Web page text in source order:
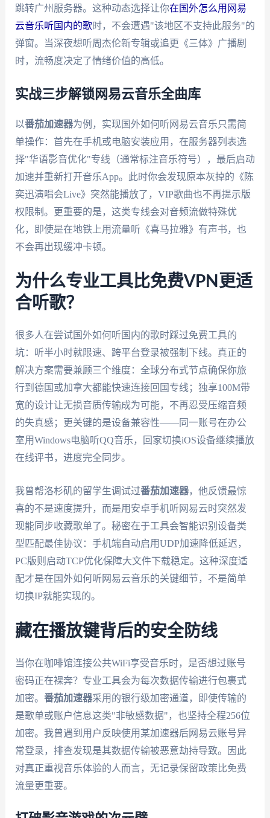
跳转广州服务器。这种动态选择让你在国外怎么用网易
云音乐听国内的歌时，不会遭遇"该地区不支持此服务"的
弹窗。当深夜想听周杰伦新专辑或追更《三体》广播剧
时，流畅度决定了情绪价值的高低。
实战三步解锁网易云音乐全曲库
以番茄加速器为例，实现国外如何听网易云音乐只需简
单操作：首先在手机或电脑安装应用，在服务器列表选
择"华语影音优化"专线（通常标注音乐符号），最后启动
加速并重新打开音乐App。此时你会发现原本灰掉的《陈
奕迅演唱会Live》突然能播放了，VIP歌曲也不再提示版
权限制。更重要的是，这类专线会对音频流做特殊优
化，即使是在地铁上用流量听《喜马拉雅》有声书，也
不会再出现缓冲卡顿。
为什么专业工具比免费VPN更适
合听歌？
很多人在尝试国外如何听国内的歌时踩过免费工具的
坑：听半小时就限速、跨平台登录被强制下线。真正的
解决方案需要兼顾三个维度：全球分布式节点确保你旅
行到德国或加拿大都能快速连接回国专线；独享100M带
宽的设计让无损音质传输成为可能，不再忍受压缩音频
的失真感；更关键的是设备兼容性——同一账号在办公
室用Windows电脑听QQ音乐，回家切换iOS设备继续播放
在线评书，进度完全同步。
我曾帮洛杉矶的留学生调试过番茄加速器，他反馈最惊
喜的不是速度提升，而是用安卓手机听网易云时突然发
现能同步收藏歌单了。秘密在于工具会智能识别设备类
型匹配最佳协议：手机端自动启用UDP加速降低延迟，
PC版则启动TCP优化保障大文件下载稳定。这种深度适
配才是在国外如何听网易云音乐的关键细节，不是简单
切换IP就能实现的。
藏在播放键背后的安全防线
当你在咖啡馆连接公共WiFi享受音乐时，是否想过账号
密码正在裸奔？专业工具会为每次数据传输进行包裹式
加密。 番茄加速器采用的银行级加密通道，即使传输的
是歌单或账户信息这类"非敏感数据"，也坚持全程256位
加密。我曾遇到用户反映使用某加速器后网易云账号异
常登录，排查发现是其数据传输被恶意劫持导致。因此
对真正重视音乐体验的人而言，无记录保留政策比免费
流量更重要。